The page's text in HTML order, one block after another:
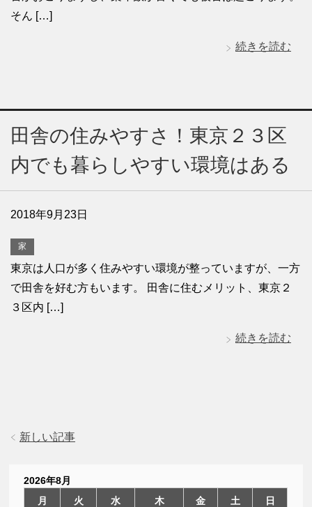
そん […]
続きを読む
田舎の住みやすさ！東京２３区
内でも暮らしやすい環境はある
2018年9月23日
家
東京は人口が多く住みやすい環境が整っていますが、一方
で田舎を好む方もいます。 田舎に住むメリット、東京２
３区内 […]
続きを読む
新しい記事
2026年8月
月
火 水 木 金 土 日